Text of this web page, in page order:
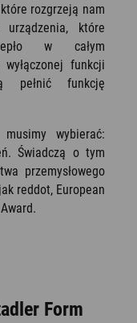
rozgrzeją nam
które
w całym
funkcji
pełnić funkcję
wybierać:
Świadczą o tym
przemysłowego
reddot, European
Form